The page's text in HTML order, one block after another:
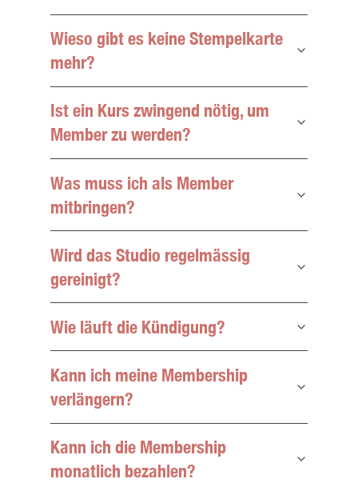
Wieso gibt es keine Stempelkarte
mehr?
Ist ein Kurs zwingend nötig, um
Member zu werden?
Was muss ich als Member
mitbringen?
Wird das Studio regelmässig
gereinigt?
Wie läuft die Kündigung?
Kann ich meine Membership
verlängern?
Kann ich die Membership
monatlich bezahlen?